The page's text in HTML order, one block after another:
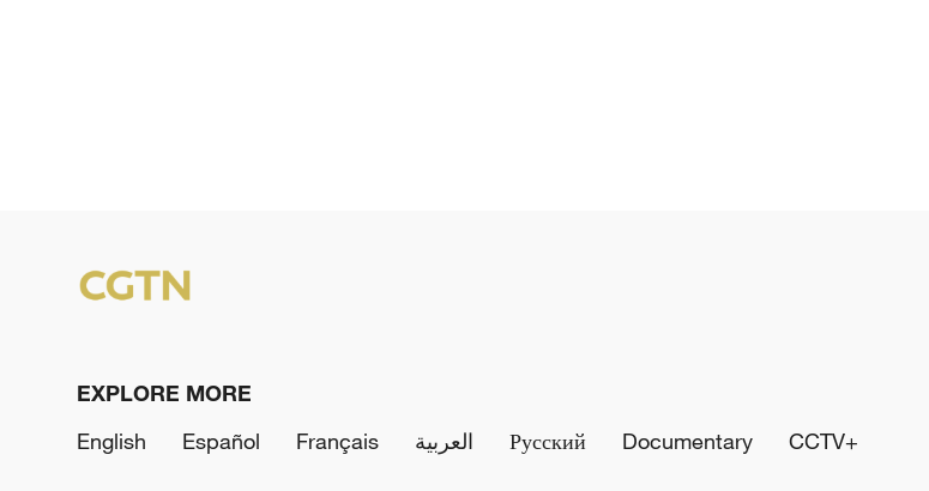
EXPLORE MORE
English
Español Français العربية Русский Documentary CCTV+